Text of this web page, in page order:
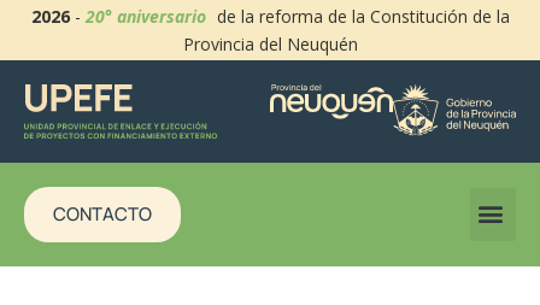
2026-20° aniversario de la reforma de la Constitución de la
Provincia del Neuquén
CONTACTO